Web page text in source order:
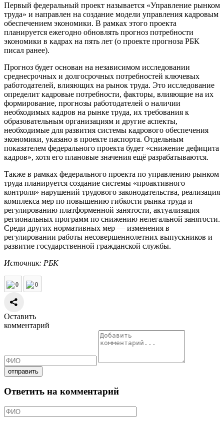
Первый федеральный проект называется «Управление рынком
труда» и направлен на создание модели управления кадровым
обеспечением экономики. В рамках этого проекта
планируется ежегодно обновлять прогноз потребности
экономики в кадрах на пять лет (о проекте прогноза РБК
писал ранее).
Прогноз будет основан на независимом исследовании
среднесрочных и долгосрочных потребностей ключевых
работодателей, влияющих на рынок труда. Это исследование
определит кадровые потребности, факторы, влияющие на их
формирование, прогнозы работодателей о наличии
необходимых кадров на рынке труда, их требования к
образовательным организациям и другие аспекты,
необходимые для развития системы кадрового обеспечения
экономики, указано в проекте паспорта. Отдельным
показателем федерального проекта будет «снижение дефицита
кадров», хотя его плановые значения ещё разрабатываются.
Также в рамках федерального проекта по управлению рынком
труда планируется создание системы «проактивного
контроля» нарушений трудового законодательства, реализация
комплекса мер по повышению гибкости рынка труда и
регулированию платформенной занятости, актуализация
региональных программ по снижению нелегальной занятости.
Среди других нормативных мер — изменения в
регулировании работы несовершеннолетних выпускников и
развитие государственной гражданской службы.
Источник: РБК
0 0
Оставить
комментарий
Ответить на комментарий